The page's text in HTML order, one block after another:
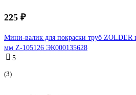
225 ₽
Мини-валик для покраски труб ZOLDER
мм Z-105126 ЭК000135628
5
(3)